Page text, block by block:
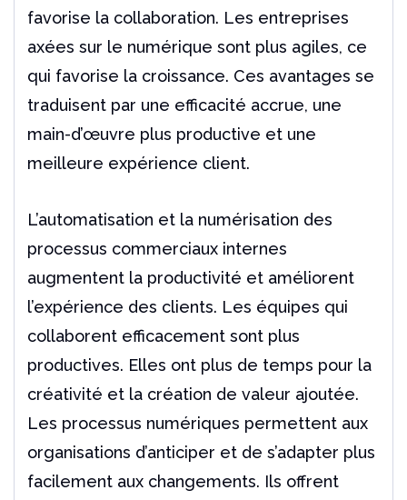
favorise la collaboration. Les entreprises
axées sur le numérique sont plus agiles, ce
qui favorise la croissance. Ces avantages se
traduisent par une efficacité accrue, une
main-d’œuvre plus productive et une
meilleure expérience client.
L’automatisation et la numérisation des
processus commerciaux internes
augmentent la productivité et améliorent
l’expérience des clients. Les équipes qui
collaborent efficacement sont plus
productives. Elles ont plus de temps pour la
créativité et la création de valeur ajoutée.
Les processus numériques permettent aux
organisations d’anticiper et de s’adapter plus
facilement aux changements. Ils offrent